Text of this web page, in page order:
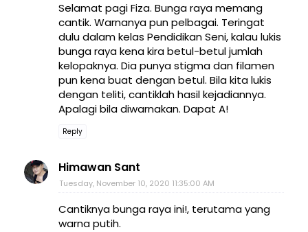
Selamat pagi Fiza. Bunga raya memang
cantik. Warnanya pun pelbagai. Teringat
dulu dalam kelas Pendidikan Seni, kalau lukis
bunga raya kena kira betul-betul jumlah
kelopaknya. Dia punya stigma dan filamen
pun kena buat dengan betul. Bila kita lukis
dengan teliti, cantiklah hasil kejadiannya.
Apalagi bila diwarnakan. Dapat A!
Reply
Himawan Sant
Tuesday, November 10, 2020 11:35:00 AM
Cantiknya bunga raya ini!, terutama yang
warna putih.